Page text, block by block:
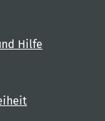
Hilfe